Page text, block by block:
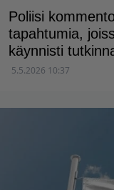
Poliisi
tapahtumia,
käynnisti
5.5.2026 10:37